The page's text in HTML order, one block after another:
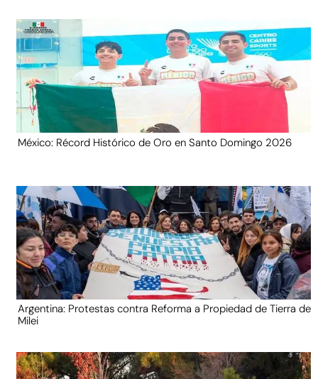
México: Récord Histórico de Oro en Santo Domingo 2026
Argentina: Protestas contra Reforma a Propiedad de Tierra de
Milei